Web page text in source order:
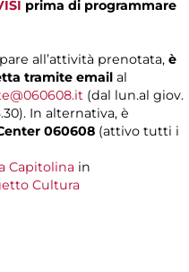
prima di programmare
all’attività prenotata, è
tramite email al
(dal lun.al giov.
In alternativa, è
060608 (attivo tutti i
Capitolina in
Cultura